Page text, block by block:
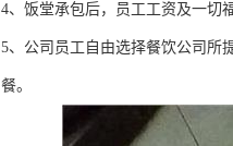
4、饭堂承包后，员工工资及一切
5、公司员工自由选择餐饮公司所
餐。